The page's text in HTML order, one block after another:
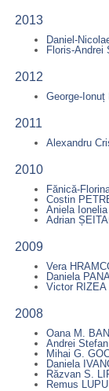
2013
Daniel-
Floris-Andrei
2012
George-Ionuț
2011
Alexandru
2010
Fănică-
Costin
Aniela
Adrian
2009
Vera
Daniela
Victor RIZEA
2008
Oana M.
Andrei
Mihai G.
Daniela
Răzvan S.
Remus LUPU